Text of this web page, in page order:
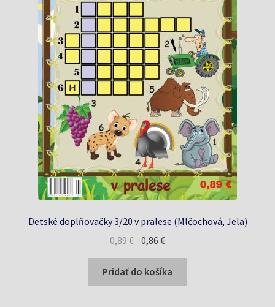
Detské doplňovačky 3/20 v pralese (Mlčochová, Jela)
0,89€ Pôvodná
bola:
0,89 €.
0,86€Aktuálna
je:
0,86 €.
Pridať do košíka